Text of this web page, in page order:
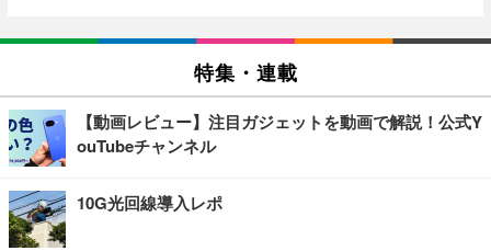
特集・連載
【動画レビュー】注目ガジェットを動画で解説！公式Y
ouTubeチャンネル
10G光回線導入レポ